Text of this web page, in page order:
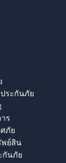
ระกันภัย
ร
ภัย
พย์สิน
กันภัย